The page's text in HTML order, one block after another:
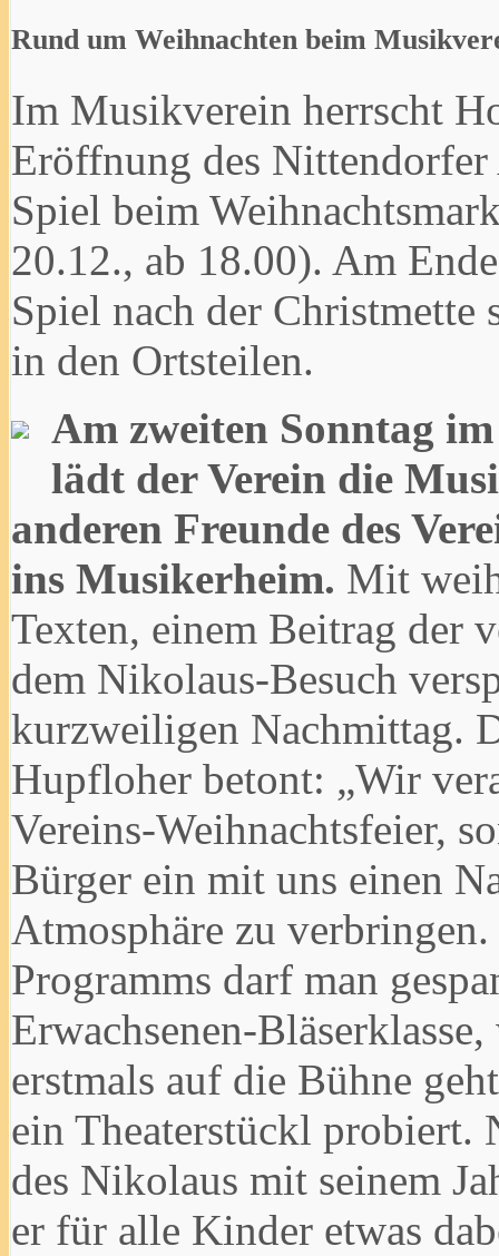
Rund um Weihnachten beim
Im Musikverein herrscht
Eröffnung des
Spiel beim
20.12., ab 18.00). Am
Spiel nach der Christmette
in den Ortsteilen.
Am zweiten Sonntag
lädt der Verein die
anderen Freunde des
ins Musikerheim. Mit
Texten, einem Beitrag der
dem Nikolaus-Besuch
kurzweiligen Nachmittag.
Hupfloher betont: „Wir
Vereins-Weihnachtsfeier,
Bürger ein mit uns einen
Atmosphäre zu
Programms darf man
Erwachsenen-
erstmals auf die Bühne
ein Theaterstückl probiert.
des Nikolaus mit seinem
er für alle Kinder etwas